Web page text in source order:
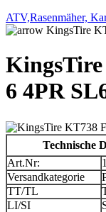
ATV,Rasenmäher,
KingsTire
KingsTire
6 4PR
Technische
Art.Nr:
Versandkategorie
TT/TL
LI/SI